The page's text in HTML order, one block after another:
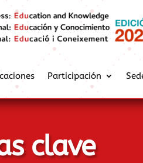
Participación
clave